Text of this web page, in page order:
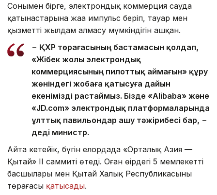
Сонымен бірге, электрондық коммерция сауда
қатынастарына жаңа импульс беріп, тауар мен
қызметті жылдам алмасу мүмкіндігін ашқан.
− ҚХР төрағасының бастамасын қолдап,
«Жібек жолы электрондық
коммерциясының пилоттық аймағын» құру
жөніндегі жобаға қатысуға дайын
екенімізді растаймыз. Бізде «Alibaba» және
«JD.com» электрондық платформаларында
ұлттық павильондар ашу тәжірибесі бар, −
деді министр.
Айта кетейік, бүгін елордада «Орталық Азия —
Қытай» ІІ саммиті өтеді. Оған өңірдегі 5 мемлекеттің
басшылары мен Қытай Халық Республикасының
төрағасы қатысады.